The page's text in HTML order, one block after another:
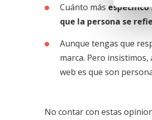
Cuánto más
que la persona se
Aunque tengas que
marca. Pero
web es que son
No contar con estas